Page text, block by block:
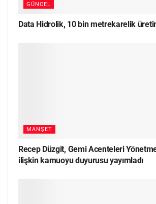
GÜNCEL
Data Hidrolik, 10 bin metrekarelik
MANŞET
Recep Düzgit, Gemi Acenteleri
ilişkin kamuoyu duyurusu yayımladı